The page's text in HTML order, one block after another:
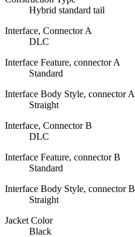
Hybrid standard tail
Interface, Connector A
DLC
Interface Feature, connector A
Standard
Interface Body Style, connector A
Straight
Interface, Connector B
DLC
Interface Feature, connector B
Standard
Interface Body Style, connector B
Straight
Jacket Color
Black